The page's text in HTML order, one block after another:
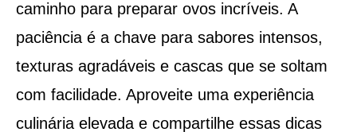
caminho para preparar ovos incríveis. A
paciência é a chave para sabores intensos,
texturas agradáveis e cascas que se soltam
com facilidade. Aproveite uma experiência
culinária elevada e compartilhe essas dicas